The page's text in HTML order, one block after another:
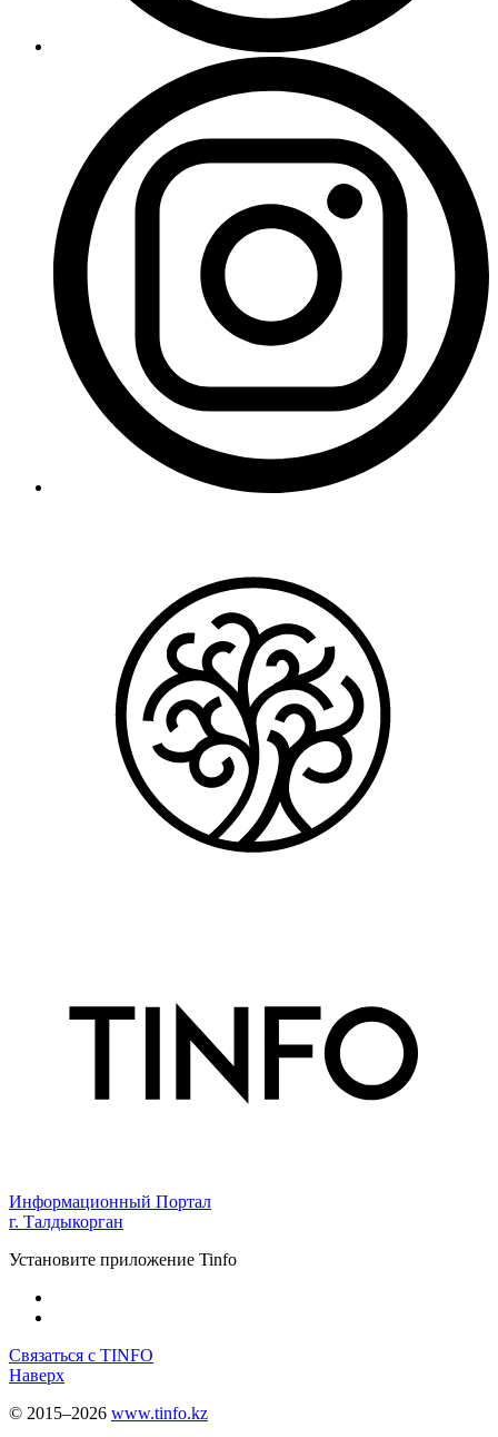
Информационный Портал
г. Талдыкорган
Установите приложение Tinfo
Связаться с TINFO
Наверх
© 2015–2026 www.tinfo.kz